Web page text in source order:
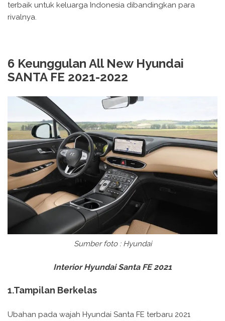
terbaik untuk keluarga Indonesia dibandingkan para
rivalnya.
6 Keunggulan All New Hyundai
SANTA FE 2021-2022
Sumber foto : Hyundai
Interior Hyundai Santa FE 2021
1.Tampilan Berkelas
Ubahan pada wajah Hyundai Santa FE terbaru 2021